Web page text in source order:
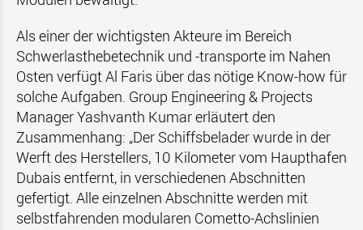
Als einer der wichtigsten Akteure im Bereich
Schwerlasthebetechnik und -transporte im Nahen
Osten verfügt Al Faris über das nötige Know-how für
solche Aufgaben. Group Engineering & Projects
Manager Yashvanth Kumar erläutert den
Zusammenhang: „Der Schiffsbelader wurde in der
Werft des Herstellers, 10 Kilometer vom Haupthafen
Dubais entfernt, in verschiedenen Abschnitten
gefertigt. Alle einzelnen Abschnitte werden mit
selbstfahrenden modularen Cometto-Achslinien